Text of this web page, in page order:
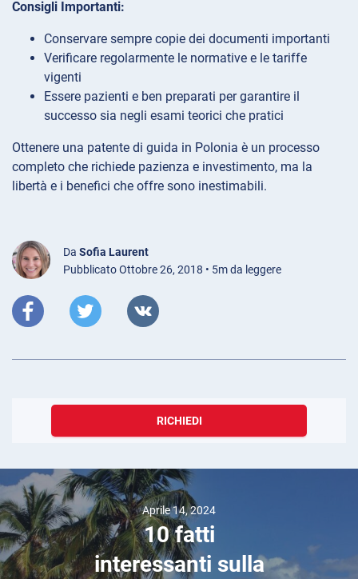
Consigli Importanti:
Conservare sempre copie dei documenti importanti
Verificare regolarmente le normative e le tariffe
vigenti
Essere pazienti e ben preparati per garantire il
successo sia negli esami teorici che pratici
Ottenere una patente di guida in Polonia è un processo
completo che richiede pazienza e investimento, ma la
libertà e i benefici che offre sono inestimabili.
Da Sofia Laurent
Pubblicato Ottobre 26, 2018 • 5m da leggere
RICHIEDI
Aprile 14, 2024
10 fatti
interessanti sulla